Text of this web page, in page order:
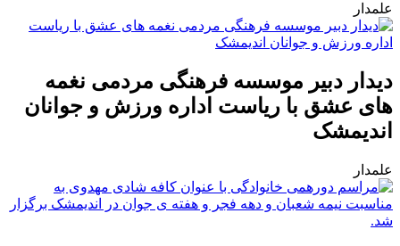
علمدار
دیدار دبیر موسسه فرهنگی مردمی نغمه
های عشق با ریاست اداره ورزش و جوانان
اندیمشک
علمدار